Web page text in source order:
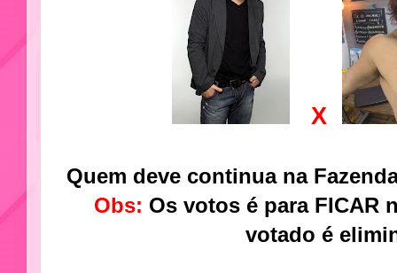
X
Quem deve continua na
Obs: Os votos é para FICAR
votado é